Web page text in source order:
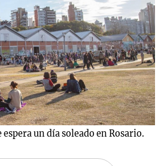
espera un día soleado en Rosario.